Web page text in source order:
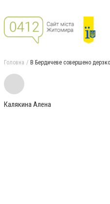
Головна В Бердичеве совершено
Калякина Алена